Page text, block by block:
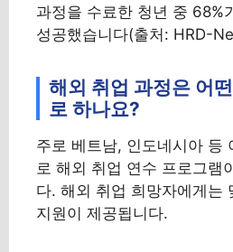
과정을 수료한 청년 중 68%
성공했습니다(출처: HRD-
해외 취업 과정은 어
로 하나요?
주로 베트남, 인도네시아 등
로 해외 취업 연수 프로그램
다. 해외 취업 희망자에게는
지원이 제공됩니다.